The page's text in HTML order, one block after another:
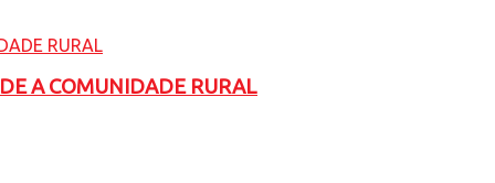
A COMUNIDADE RURAL